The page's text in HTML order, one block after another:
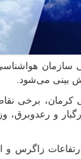
سازمان
کرمان، برخی
و رعدوبرق،
زاگرس و